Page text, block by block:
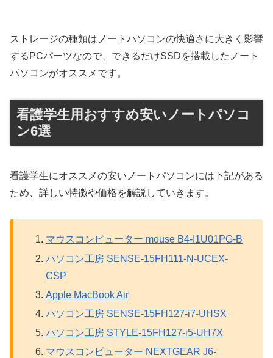
ストレージの種類はノートパソコンの快適さに大きく影響
するPCパーツなので、できるだけSSDを搭載したノート
パソコンがオススメです。
看護学生用おすすめ安いノートパソコ
ン6選
看護学生にオススメの安いノートパソコンには下記がある
ため、詳しい特徴や価格を解説していきます。
マウスコンピューター mouse B4-I1U01PG-B
パソコン工房 SENSE-15FH111-N-UCEX-
CSP
Apple MacBook Air
パソコン工房 SENSE-15FH127-i7-UHSX
パソコン工房 STYLE-15FH127-i5-UH7X
マウスコンピューター NEXTGEAR J6-